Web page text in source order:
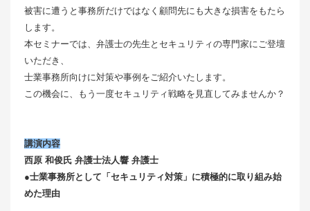
被害に遭うと事務所だけではなく顧問先にも大きな損害をもたら
します。
本セミナーでは、弁護士の先生とセキュリティの専門家にご登壇
いただき、
士業事務所向けに対策や事例をご紹介いたします。
この機会に、もう一度セキュリティ戦略を見直してみませんか？
講演内容
西原 和俊氏 弁護士法人響 弁護士
●士業事務所として「セキュリティ対策」に積極的に取り組み始
めた理由